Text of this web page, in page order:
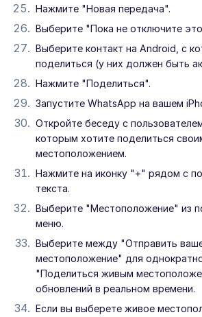
Нажмите "Новая передача".
Выберите "Пока не отключите
Выберите контакт на Android, с
поделиться (у них должен быть
Нажмите "Поделиться".
Запустите WhatsApp на вашем
Откройте беседу с
которым хотите поделиться
местоположением.
Нажмите на иконку "+" рядом с
текста.
Выберите "Местоположение" из
меню.
Выберите между "Отправить
местоположение" для
"Поделиться живым
обновлений в реальном времени.
Если вы выберете живое